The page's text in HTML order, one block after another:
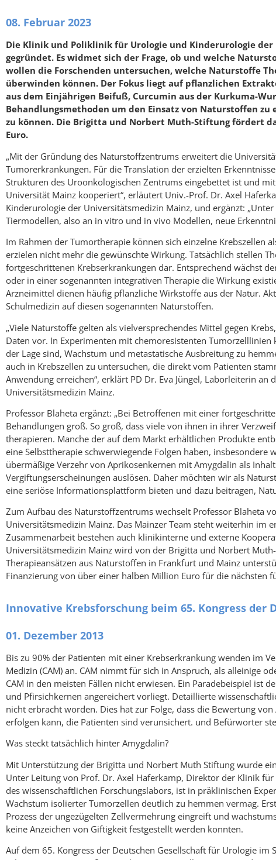
08. Februar 2023
Die Klinik und Poliklinik für Urologie und Kinderurologie
gegründet. Es widmet sich der Frage, ob und welche
wollen die Forschenden untersuchen, welche Naturstoffe
überwinden können. Der Fokus liegt auf pflanzlichen
aus dem Einjährigen Beifuß, Curcumin aus der Kurkuma-
Behandlungsmethoden um den Einsatz von Naturstoffen
zu können. Die Brigitta und Norbert Muth-Stiftung fördert
Euro.
„Mit der Gründung des Naturstoffzentrums erweitert die
Tumorerkrankungen. Für die Translation der erzielten
Strukturen des Uroonkologischen Zentrums eingebettet ist und
Universität Mainz kooperiert“, erläutert Univ.-Prof. Dr. Axel
Kinderurologie der Universitätsmedizin Mainz, und ergänzt:
Tiermodellen, also an in vitro und in vivo Modellen, neue
Im Rahmen der Tumortherapie können sich einzelne Krebszellen
erzielen nicht mehr die gewünschte Wirkung. Tatsächlich stellen
fortgeschrittenen Krebserkrankungen dar. Entsprechend wächst
oder in einer sogenannten integrativen Therapie die Wirkung
Arzneimittel dienen häufig pflanzliche Wirkstoffe aus der Natur.
Schulmedizin auf diesen sogenannten Naturstoffen.
„Viele Naturstoffe gelten als vielversprechendes Mittel gegen
Daten vor. In Experimenten mit chemoresistenten
der Lage sind, Wachstum und metastatische Ausbreitung zu
auch in Krebszellen zu untersuchen, die direkt vom Patienten
Anwendung erreichen“, erklärt PD Dr. Eva Jüngel, Laborleiterin
Universitätsmedizin Mainz.
Professor Blaheta ergänzt: „Bei Betroffenen mit einer
Behandlungen groß. So groß, dass viele von ihnen in ihrer
therapieren. Manche der auf dem Markt erhältlichen Produkte
eine Selbsttherapie schwerwiegende Folgen haben,
übermäßige Verzehr von Aprikosenkernen mit Amygdalin als
Vergiftungserscheinungen auslösen. Daher möchten wir als
eine seriöse Informationsplattform bieten und dazu beitragen,
Zum Aufbau des Naturstoffzentrums wechselt Professor Blaheta
Universitätsmedizin Mainz. Das Mainzer Team steht weiterhin im
Zusammenarbeit bestehen auch klinikinterne und externe
Universitätsmedizin Mainz wird von der Brigitta und Norbert
Therapieansätzen aus Naturstoffen in Frankfurt und Mainz
Finanzierung von über einer halben Million Euro für die nächsten
Innovative Krebsforschung beim 65. Kongress der
01. Dezember 2013
Bis zu 90% der Patienten mit einer Krebserkrankung wenden im
Medizin (CAM) an. CAM nimmt für sich in Anspruch, als alleinige
CAM in den meisten Fällen nicht erwiesen. Ein Paradebeispiel ist
und Pfirsichkernen angereichert vorliegt. Detaillierte
nicht erbracht worden. Dies hat zur Folge, dass die Bewertung
erfolgen kann, die Patienten sind verunsichert. und Befürworter
Was steckt tatsächlich hinter Amygdalin?
Mit Unterstützung der Brigitta und Norbert Muth Stiftung wurde
Unter Leitung von Prof. Dr. Axel Haferkamp, Direktor der Klinik
des wissenschaftlichen Forschungslabors, ist in präklinischen
Wachstum isolierter Tumorzellen deutlich zu hemmen vermag.
Prozess der ungezügelten Zellvermehrung eingreift und
keine Anzeichen von Giftigkeit festgestellt werden konnten.
Auf dem 65. Kongress der Deutschen Gesellschaft für Urologie